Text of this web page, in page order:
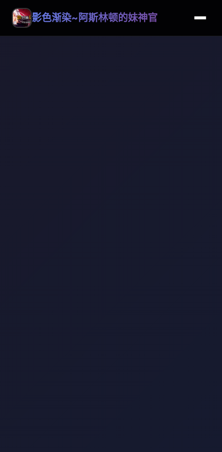
影色渐染~阿斯林顿的妹神官